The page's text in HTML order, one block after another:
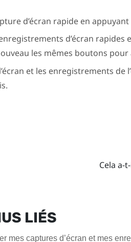
d’écran rapide en
d’écran rapides
les mêmes boutons
et les enregistrements de
Cela a-
LIÉS
mes captures d’écran et mes